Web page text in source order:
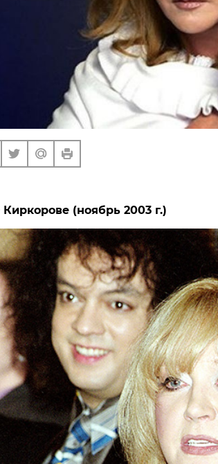
(ноябрь 2003 г.)